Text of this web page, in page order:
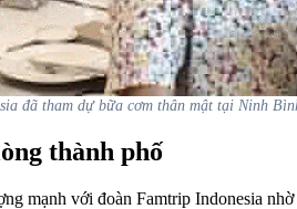
đã tham dự bữa cơm thân mật tại Ninh
thành phố
mạnh với đoàn Famtrip Indonesia